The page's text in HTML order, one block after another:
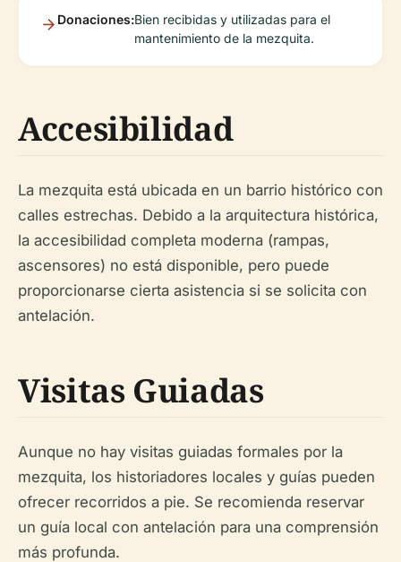
Donaciones:Bien recibidas y utilizadas para el
mantenimiento de la mezquita.
Accesibilidad
La mezquita está ubicada en un barrio histórico con
calles estrechas. Debido a la arquitectura histórica,
la accesibilidad completa moderna (rampas,
ascensores) no está disponible, pero puede
proporcionarse cierta asistencia si se solicita con
antelación.
Visitas Guiadas
Aunque no hay visitas guiadas formales por la
mezquita, los historiadores locales y guías pueden
ofrecer recorridos a pie. Se recomienda reservar
un guía local con antelación para una comprensión
más profunda.